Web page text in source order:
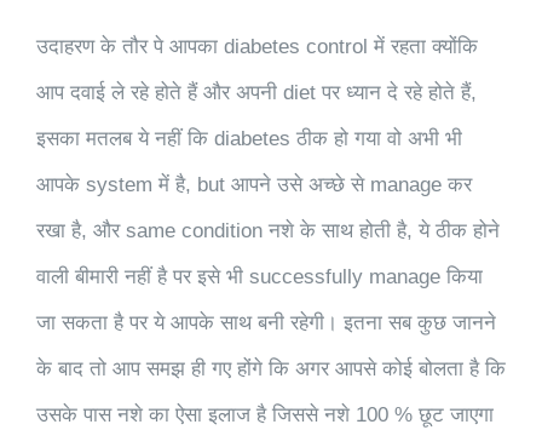
उदाहरण के तौर पे आपका diabetes control में रहता क्योंकि
आप दवाई ले रहे होते हैं और अपनी diet पर ध्यान दे रहे होते हैं,
इसका मतलब ये नहीं कि diabetes ठीक हो गया वो अभी भी
आपके system में है, but आपने उसे अच्छे से manage कर
रखा है, और same condition नशे के साथ होती है, ये ठीक होने
वाली बीमारी नहीं है पर इसे भी successfully manage किया
जा सकता है पर ये आपके साथ बनी रहेगी। इतना सब कुछ जानने
के बाद तो आप समझ ही गए होंगे कि अगर आपसे कोई बोलता है कि
उसके पास नशे का ऐसा इलाज है जिससे नशे 100 % छूट जाएगा